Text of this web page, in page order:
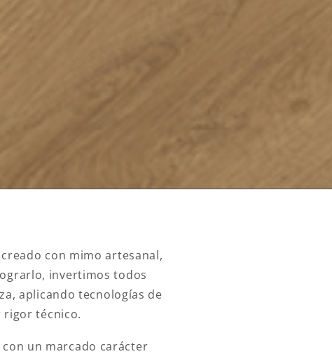
con mimo artesanal,
invertimos todos
aplicando tecnologías de
rigor técnico.
un marcado carácter